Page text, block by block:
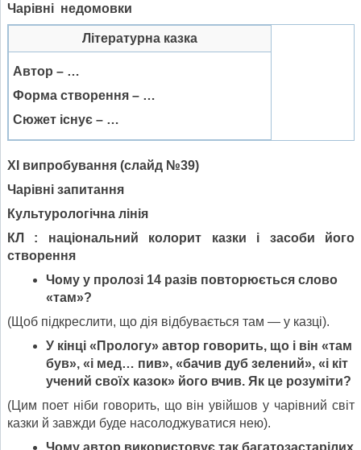
Чарівні недомовки
Літературна казка
Автор – …
Форма створення – …
Сюжет існує – …
Х випробування (слайд №39)
Чарівні запитання
Культурологічна лінія
КЛ :
національний колорит казки і засоби його
створення
Чому у пролозі 14 разів повторюється слово
«там»?
(Щоб підкреслити, що дія відбувається там — у казці).
У кінці «Прологу» автор говорить, що і він «там
був», «і мед… пив», «бачив дуб зелений», «і кіт
учений своїх казок» його вчив. Як це розуміти?
(Цим поет ніби говорить, що він увійшов у чарівний світ
казки й завжди буде насолоджуватися нею).
Чому автор використовує так багатозастарілих